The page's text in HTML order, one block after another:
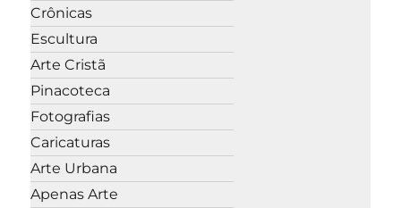
Crônicas
Escultura
Arte Cristã
Pinacoteca
Fotografias
Caricaturas
Arte Urbana
Apenas Arte